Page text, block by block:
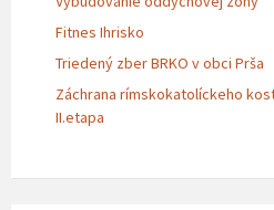
Fitnes Ihrisko
Triedený zber BRKO v obci Prša
Záchrana rímskokatolíckeho
II.etapa